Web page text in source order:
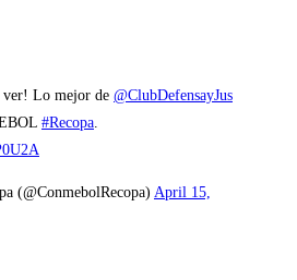
ver! Lo mejor de @ClubDefensayJus
#Recopa.
(@ConmebolRecopa) April 15,